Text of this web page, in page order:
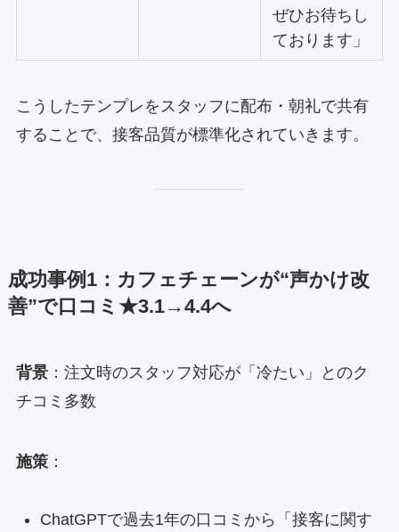
ぜひお待ちし
ております」
こうしたテンプレをスタッフに配布・朝礼で共有
することで、接客品質が標準化されていきます。
成功事例1：カフェチェーンが“声かけ改
善”で口コミ★3.1→4.4へ
背景：注文時のスタッフ対応が「冷たい」とのク
チコミ多数
施策：
ChatGPTで過去1年の口コミから「接客に関す